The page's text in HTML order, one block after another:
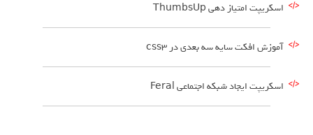
اسکریپت امتیاز دهی ThumbsUp
آموزش افکت سایه سه بعدی در css3
اسکریپت ایجاد شبکه اجتماعی Feral